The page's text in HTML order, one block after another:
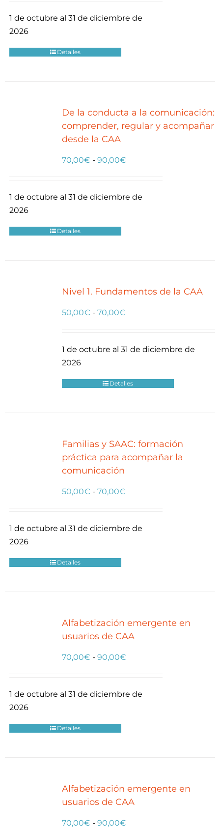
desde
1 de octubre al 31 de diciembre de
2026
Detalles
De la conducta a la comunicación:
comprender, regular y acompañar
desde la CAA
70,00€ - 90,00€Rango
desde
1 de octubre al 31 de diciembre de
2026
Detalles
Nivel 1. Fundamentos de la CAA
50,00€ - 70,00€Rango
desde
hasta
1 de octubre al 31 de diciembre de
2026
Detalles
Familias y SAAC: formación
práctica para acompañar la
comunicación
50,00€ - 70,00€Rango
desde
1 de octubre al 31 de diciembre de
2026
Detalles
Alfabetización emergente en
usuarios de CAA
70,00€ - 90,00€Rango
desde
1 de octubre al 31 de diciembre de
2026
Detalles
Alfabetización emergente en
usuarios de CAA
70,00€ - 90,00€Rango